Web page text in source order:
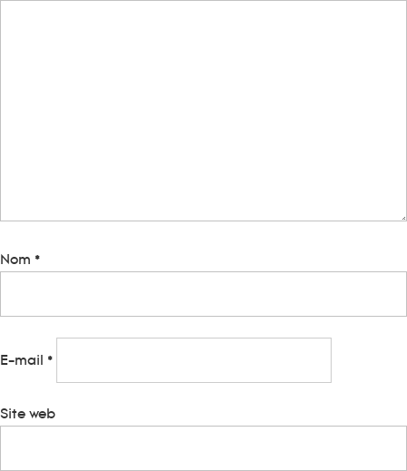
Nom *
E-mail *
Site web